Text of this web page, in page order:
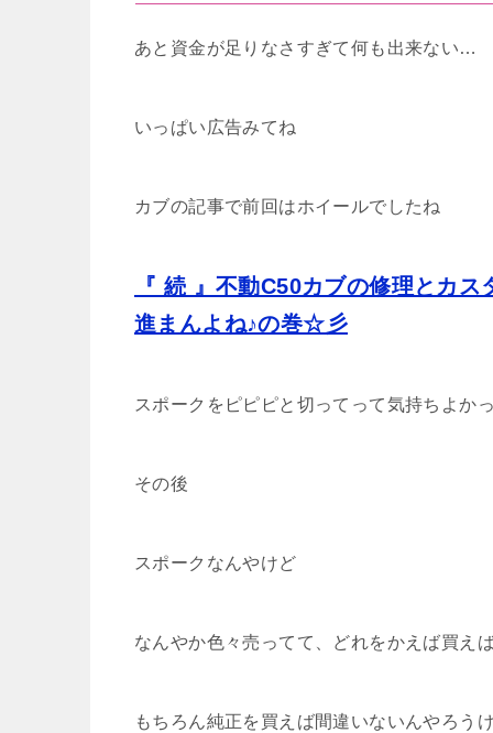
あと資金が足りなさすぎて何も出来ない…
いっぱい広告みてね
カブの記事で前回はホイールでしたね
『 続 』不動C50カブの修理とカ
進まんよね♪の巻☆彡
スポークをピピピと切ってって気持ちよか
その後
スポークなんやけど
なんやか色々売ってて、どれをかえば買え
もちろん純正を買えば間違いないんやろう